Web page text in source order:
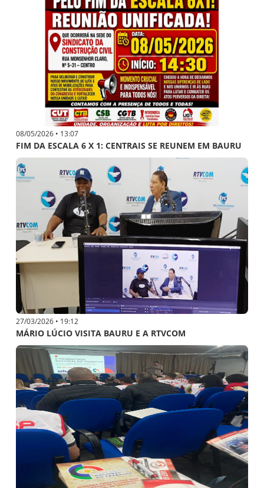
08/05/2026 • 13:07
FIM DA ESCALA 6 X 1: CENTRAIS SE REUNEM EM BAURU
27/03/2026 • 19:12
MÁRIO LÚCIO VISITA BAURU E A RTVCOM